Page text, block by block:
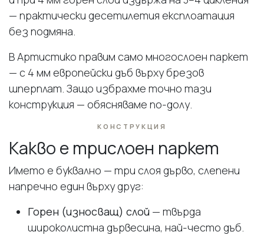
— практически десетилетия експлоатация
без подмяна.
В Артистико правим само многослоен паркет
— с 4 мм европейски дъб върху брезов
шперплат. Защо избрахме точно тази
конструкция — обясняваме по-долу.
КОНСТРУКЦИЯ
Какво е трислоен паркет
Името е буквално — три слоя дърво, слепени
напречно един върху друг:
Горен (износващ) слой — твърда
широколистна дървесина, най-често дъб.